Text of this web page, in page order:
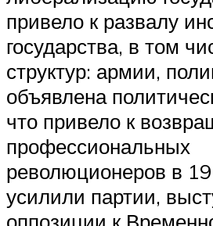
привело к развалу
государства, в том
структур: армии,
объявлена
что привело к
профессиональных
революционеров в
усилили партии,